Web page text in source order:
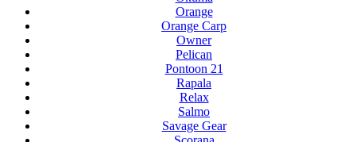
Orange
Orange Carp
Owner
Pelican
Pontoon 21
Rapala
Relax
Salmo
Savage Gear